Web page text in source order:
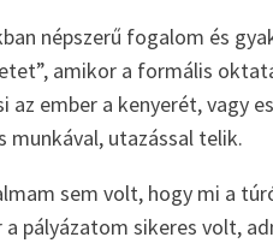
népszerű fogalom és
amikor a formális
ember a kenyerét, vagy
munkával, utazással telik.
sem volt, hogy mi a
pályázatom sikeres volt,